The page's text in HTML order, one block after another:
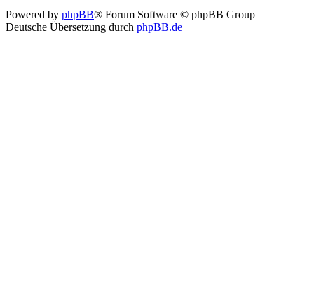
Powered by phpBB® Forum Software © phpBB Group
Deutsche Übersetzung durch phpBB.de